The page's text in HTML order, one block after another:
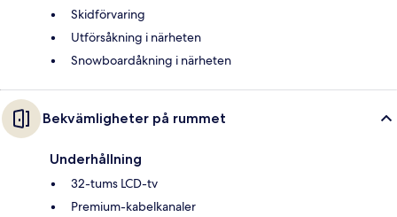
Skidförvaring
Utförsåkning i närheten
Snowboardåkning i närheten
Bekvämligheter på rummet
Underhållning
32-tums LCD-tv
Premium-kabelkanaler